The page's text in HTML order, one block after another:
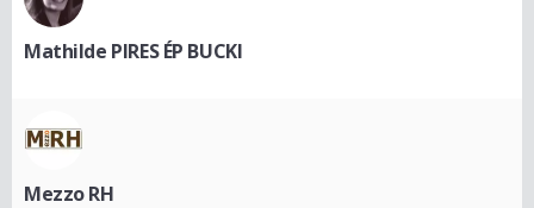
Mathilde PIRES ÉP BUCKI
Mezzo RH